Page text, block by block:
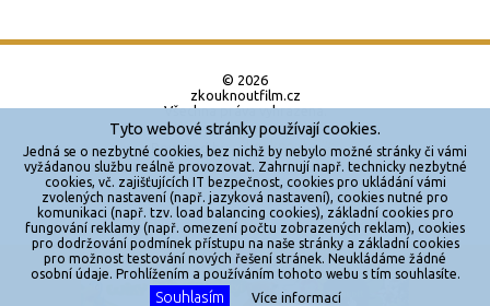
X
© 2026
zkouknoutfilm.cz
Všechna práva vyhrazena.
Powered by
Reklama
Sítě
Redakce
Jakékoliv užití obsahu je bez souhlasu provozovatele zakázáno.
Tyto webové stránky používají cookies.
Jedná se o nezbytné cookies, bez nichž by nebylo možné stránky či vámi
vyžádanou službu reálně provozovat. Zahrnují např. technicky nezbytné
cookies, vč. zajišťujících IT bezpečnost, cookies pro ukládání vámi
zvolených nastavení (např. jazyková nastavení), cookies nutné pro
komunikaci (např. tzv. load balancing cookies), základní cookies pro
fungování reklamy (např. omezení počtu zobrazených reklam), cookies
pro dodržování podmínek přístupu na naše stránky a základní cookies
pro možnost testování nových řešení stránek. Neukládáme žádné
osobní údaje. Prohlížením a používáním tohoto webu s tím souhlasíte.
Souhlasím Více informací